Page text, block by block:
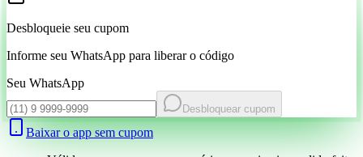
Desbloqueie seu cupom
Informe seu WhatsApp para liberar o código
Seu WhatsApp
Desbloquear cupom
Baixar o app sem cupom